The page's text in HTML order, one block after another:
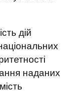
дій
наданих